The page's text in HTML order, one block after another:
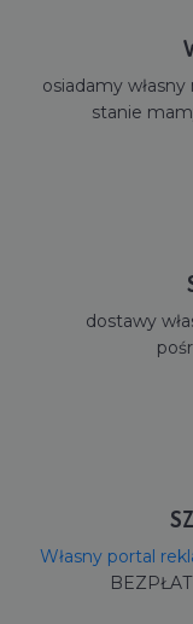
osiadamy
stanie
dostawy
Własny portal